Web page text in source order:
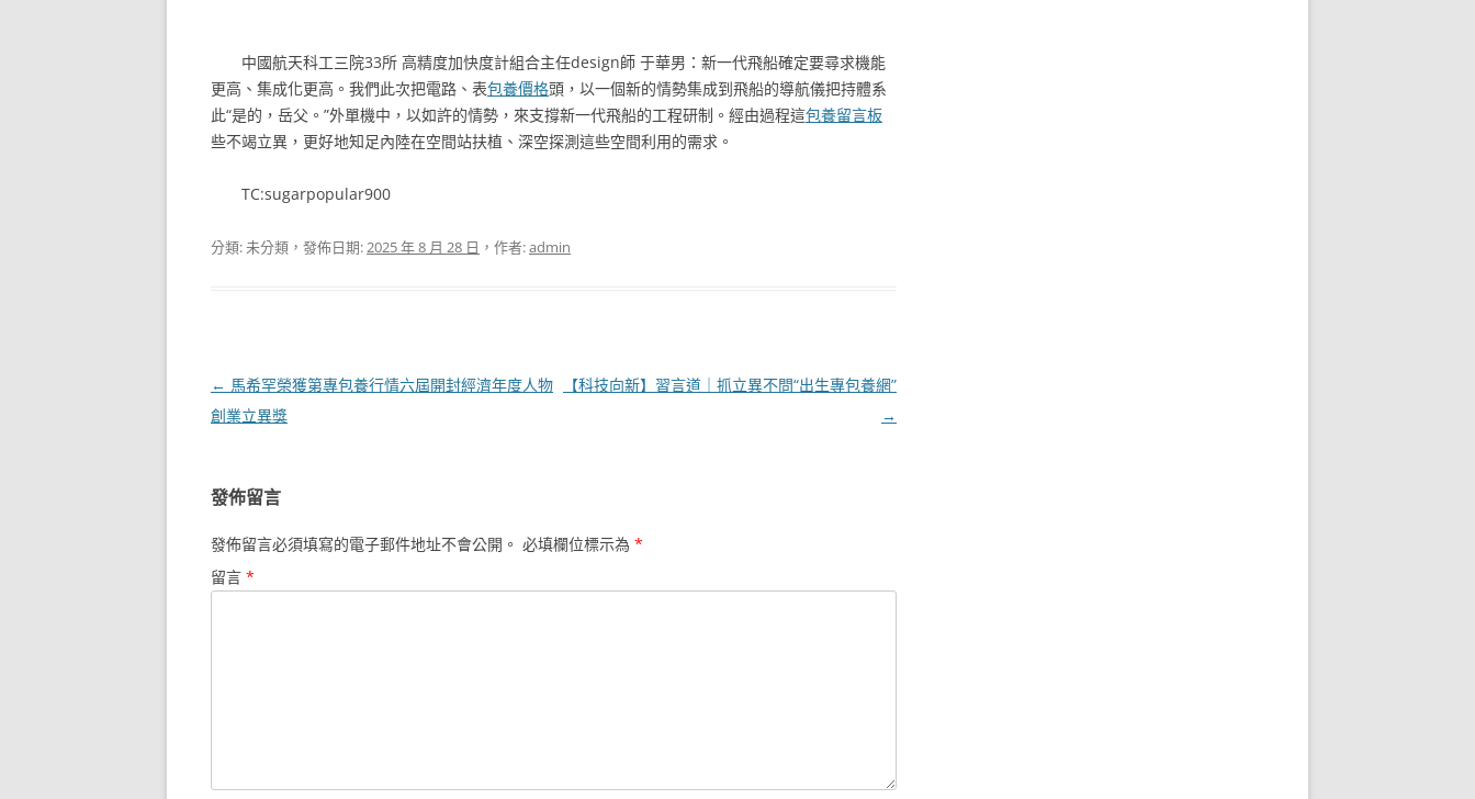
中國航天科工三院33所 高精度加快度計組合主任design師 于華男：新一代飛船確定要尋求機能
更高、集成化更高。我們此次把電路、表包養價格頭，以一個新的情勢集成到飛船的導航儀把持體系
此“是的，岳父。”外單機中，以如許的情勢，來支撐新一代飛船的工程研制。經由過程這包養留言板
些不竭立異，更好地知足內陸在空間站扶植、深空探測這些空間利用的需求。
TC:sugarpopular900
分類: 未分類，發佈日期:2025 年 8 月 28 日 ，作者:admin
文
章
← 馬希罕榮獲第專包養行情六屆開封經濟年度人物
創業立異獎
【科技向新】習言道｜抓立異不問“出生專包養網”
→
發佈留言
發佈留言必須填寫的電子郵件地址不會公開。 必填欄位標示為 *
留言 *